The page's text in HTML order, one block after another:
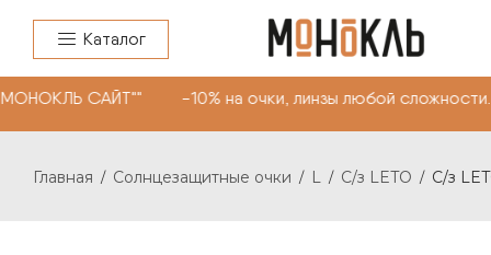
Каталог
САЙТ"" -10% на очки, линзы любой
Главная / Солнцезащитные очки / L / C/з LETO / C/з